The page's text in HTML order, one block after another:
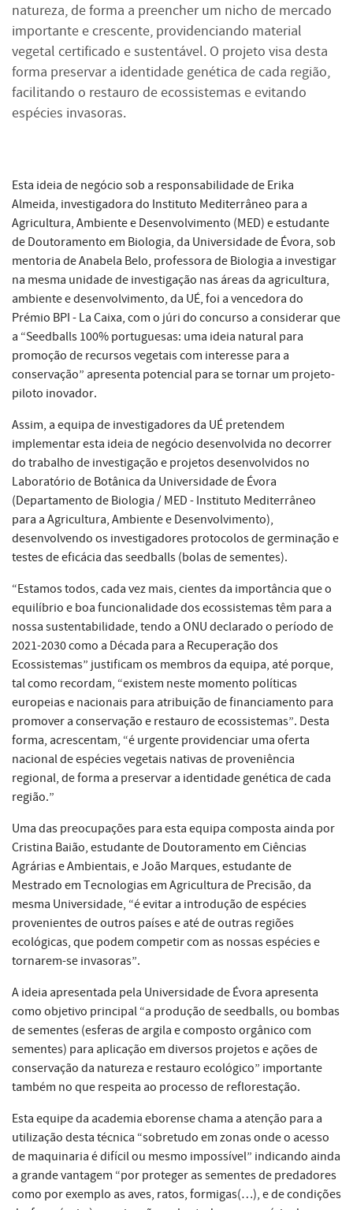
natureza, de forma a preencher um nicho de mercado
importante e crescente, providenciando material
vegetal certificado e sustentável. O projeto visa desta
forma preservar a identidade genética de cada região,
facilitando o restauro de ecossistemas e evitando
espécies invasoras.
Esta ideia de negócio sob a responsabilidade de Erika
Almeida, investigadora do Instituto Mediterrâneo para a
Agricultura, Ambiente e Desenvolvimento (MED) e estudante
de Doutoramento em Biologia, da Universidade de Évora, sob
mentoria de Anabela Belo, professora de Biologia a investigar
na mesma unidade de investigação nas áreas da agricultura,
ambiente e desenvolvimento, da UÉ, foi a vencedora do
Prémio BPI - La Caixa, com o júri do concurso a considerar que
a “Seedballs 100% portuguesas: uma ideia natural para
promoção de recursos vegetais com interesse para a
conservação” apresenta potencial para se tornar um projeto-
piloto inovador.
Assim, a equipa de investigadores da UÉ pretendem
implementar esta ideia de negócio desenvolvida no decorrer
do trabalho de investigação e projetos desenvolvidos no
Laboratório de Botânica da Universidade de Évora
(Departamento de Biologia / MED - Instituto Mediterrâneo
para a Agricultura, Ambiente e Desenvolvimento),
desenvolvendo os investigadores protocolos de germinação e
testes de eficácia das seedballs (bolas de sementes).
“Estamos todos, cada vez mais, cientes da importância que o
equilíbrio e boa funcionalidade dos ecossistemas têm para a
nossa sustentabilidade, tendo a ONU declarado o período de
2021-2030 como a Década para a Recuperação dos
Ecossistemas” justificam os membros da equipa, até porque,
tal como recordam, “existem neste momento políticas
europeias e nacionais para atribuição de financiamento para
promover a conservação e restauro de ecossistemas”. Desta
forma, acrescentam, “é urgente providenciar uma oferta
nacional de espécies vegetais nativas de proveniência
regional, de forma a preservar a identidade genética de cada
região.”
Uma das preocupações para esta equipa composta ainda por
Cristina Baião, estudante de Doutoramento em Ciências
Agrárias e Ambientais, e João Marques, estudante de
Mestrado em Tecnologias em Agricultura de Precisão, da
mesma Universidade, “é evitar a introdução de espécies
provenientes de outros países e até de outras regiões
ecológicas, que podem competir com as nossas espécies e
tornarem-se invasoras”.
A ideia apresentada pela Universidade de Évora apresenta
como objetivo principal “a produção de seedballs, ou bombas
de sementes (esferas de argila e composto orgânico com
sementes) para aplicação em diversos projetos e ações de
conservação da natureza e restauro ecológico” importante
também no que respeita ao processo de reflorestação.
Esta equipe da academia eborense chama a atenção para a
utilização desta técnica “sobretudo em zonas onde o acesso
de maquinaria é difícil ou mesmo impossível” indicando ainda
a grande vantagem “por proteger as sementes de predadores
como por exemplo as aves, ratos, formigas(…), e de condições